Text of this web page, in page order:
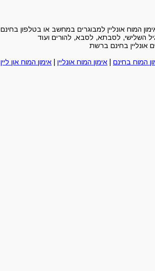
המוח אונליין למבוגרים במחשב או בטלפון בחינם
השלישי, לסבתא, לסבא, להורים ועוד
בחינם ברשת
המוח בחינם אימון המוח אונליין אימון המוח און ליין